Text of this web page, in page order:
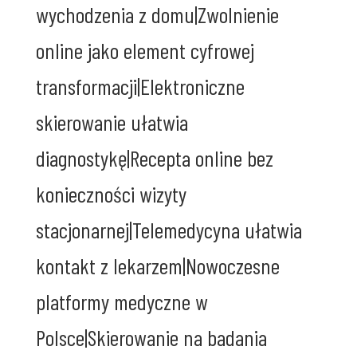
wychodzenia z domu|Zwolnienie
online jako element cyfrowej
transformacji|Elektroniczne
skierowanie ułatwia
diagnostykę|Recepta online bez
konieczności wizyty
stacjonarnej|Telemedycyna ułatwia
kontakt z lekarzem|Nowoczesne
platformy medyczne w
Polsce|Skierowanie na badania